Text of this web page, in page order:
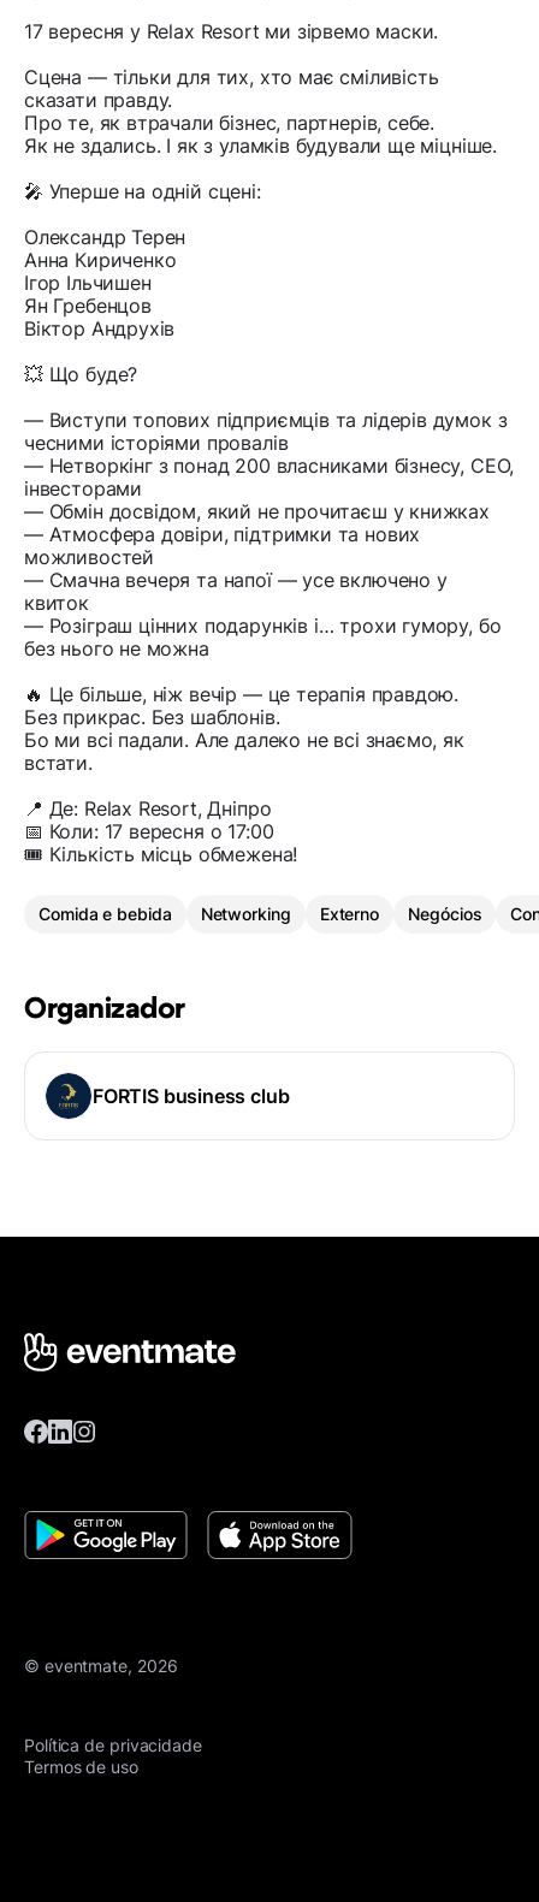
17 вересня у Relax Resort ми зірвемо маски.
Сцена — тільки для тих, хто має сміливість
сказати правду.
Про те, як втрачали бізнес, партнерів, себе.
Як не здались. І як з уламків будували ще міцніше.
🎤 Уперше на одній сцені:
Олександр Терен
Анна Кириченко
Ігор Ільчишен
Ян Гребенцов
Віктор Андрухів
💥 Що буде?
— Виступи топових підприємців та лідерів думок з
чесними історіями провалів
— Нетворкінг з понад 200 власниками бізнесу, CEO,
інвесторами
— Обмін досвідом, який не прочитаєш у книжках
— Атмосфера довіри, підтримки та нових
можливостей
— Смачна вечеря та напої — усе включено у
квиток
— Розіграш цінних подарунків і… трохи гумору, бо
без нього не можна
🔥 Це більше, ніж вечір — це терапія правдою.
Без прикрас. Без шаблонів.
Бо ми всі падали. Але далеко не всі знаємо, як
встати.
📍 Де: Relax Resort, Дніпро
📅 Коли: 17 вересня о 17:00
🎟 Кількість місць обмежена!
Comida e bebida Networking Externo Negócios
Organizador
FORTIS business club
© eventmate, 2026
Política de privacidade
Termos de uso